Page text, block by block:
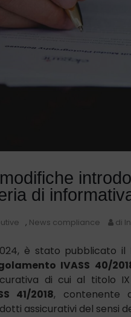
di
, News compliance di
è stato pubblicato il
IVASS 40/
di cui al titolo
41/2018, contenente
assicurativi del sensi